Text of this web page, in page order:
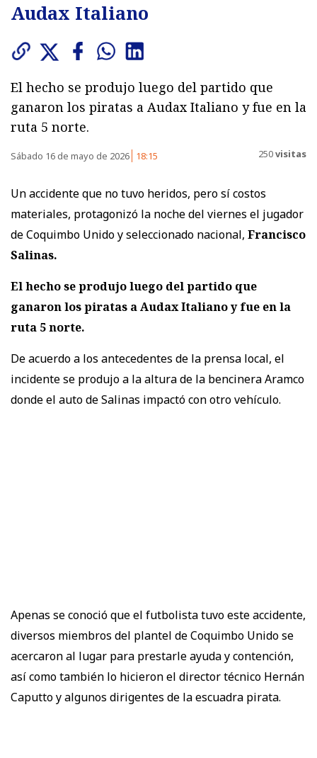
Audax Italiano
El hecho se produjo luego del partido que
ganaron los piratas a Audax Italiano y fue en la
ruta 5 norte.
Sábado 16 de mayo de 2026 18:15 250visitas
Un accidente que no tuvo heridos, pero sí costos
materiales, protagonizó la noche del viernes el jugador
de Coquimbo Unido y seleccionado nacional, Francisco
Salinas.
El hecho se produjo luego del partido que
ganaron los piratas a Audax Italiano y fue en la
ruta 5 norte.
De acuerdo a los antecedentes de la prensa local, el
incidente se produjo a la altura de la bencinera Aramco
donde el auto de Salinas impactó con otro vehículo.
Apenas se conoció que el futbolista tuvo este accidente,
diversos miembros del plantel de Coquimbo Unido se
acercaron al lugar para prestarle ayuda y contención,
así como también lo hicieron el director técnico Hernán
Caputto y algunos dirigentes de la escuadra pirata.